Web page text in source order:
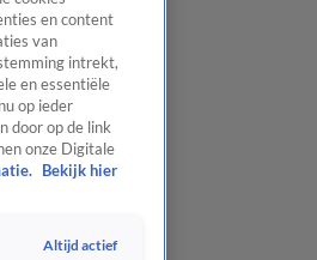
en content
van
intrekt,
en essentiële
op ieder
door op de link
onze Digitale
Bekijk hier
Altijd actief